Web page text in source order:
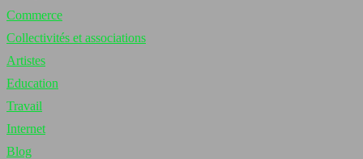
Commerce
Collectivités et associations
Artistes
Education
Travail
Internet
Blog